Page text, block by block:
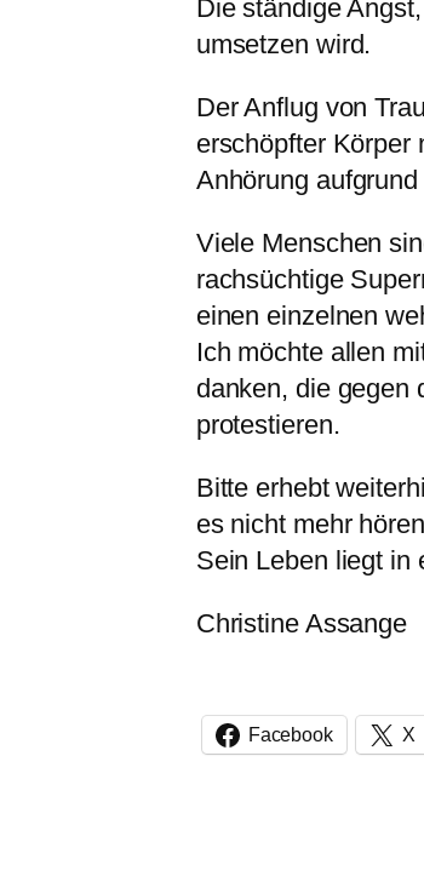
Die ständige
umsetzen wird.
Der Anflug von
erschöpfter Körper
Anhörung
Viele Menschen
rachsüchtige
einen einzelnen
Ich möchte allen
danken, die gegen
protestieren.
Bitte erhebt
es nicht mehr
Sein Leben liegt in
Christine Assange
Facebook X